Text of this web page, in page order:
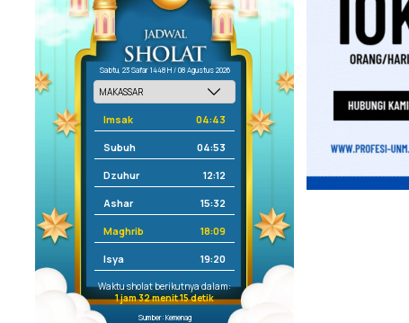
Sabtu, 23 Safar 1448 H / 08 Agustus 2026
Imsak 04:43
Subuh 04:53
Dzuhur 12:12
Ashar 15:32
Maghrib 18:09
Isya 19:20
Waktu sholat berikutnya dalam:
1 jam 32 menit 15 detik
Sumber: Kemenag